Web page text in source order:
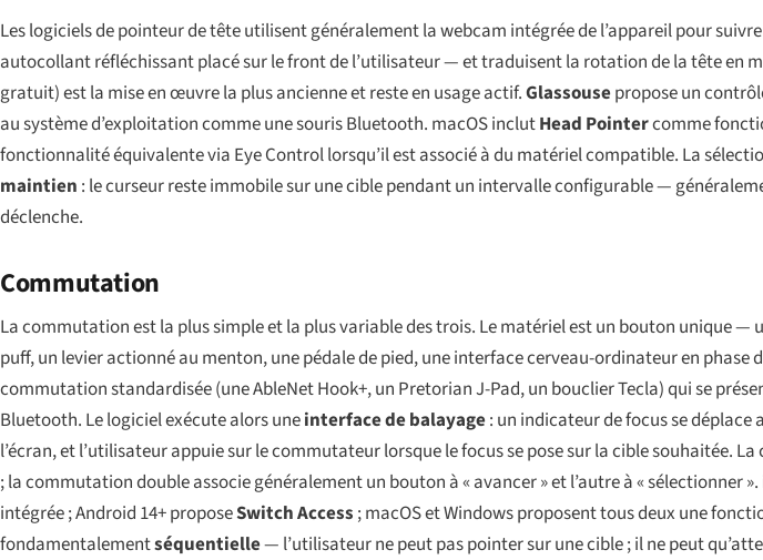
Les logiciels de pointeur de tête utilisent généralement la webcam intégrée de l’appareil pour
autocollant réfléchissant placé sur le front de l’utilisateur — et traduisent la rotation de la tête en
gratuit) est la mise en œuvre la plus ancienne et reste en usage actif.Glassousepropose un
au système d’exploitation comme une souris Bluetooth. macOS inclutHead Pointercomme
fonctionnalité équivalente via Eye Controllorsqu’il est associé à du matériel compatible. La
maintien : le curseur reste immobile sur une cible pendant un intervalle configurable —
déclenche.
Commutation
La commutation est la plus simple et la plus variable des trois. Le matériel est un bouton unique
puff, un levier actionné au menton, une pédale de pied, une interface cerveau-ordinateur en phase
commutation standardisée (une AbleNet Hook+, un Pretorian J-Pad, un bouclier Tecla) qui se
Bluetooth. Le logiciel exécute alors uneinterface de balayage: un indicateur de focus se
l’écran, et l’utilisateur appuie sur le commutateur lorsque le focus se pose sur la cible souhaitée.
; la commutation double associe généralement un bouton à « avancer » et l’autre à « sélectionner
intégrée ; Android 14+ proposeSwitch Access ; macOS et Windows proposent tous deux une
fondamentalementséquentielle— l’utilisateur ne peut pas pointer sur une cible ; il ne peut